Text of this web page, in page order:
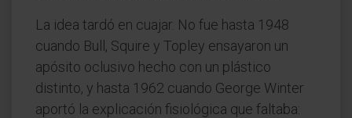
La idea tardó en cuajar. No fue hasta 1948
cuando Bull, Squire y Topley ensayaron un
apósito oclusivo hecho con un plástico
distinto, y hasta 1962 cuando George Winter
aportó la explicación fisiológica que faltaba: